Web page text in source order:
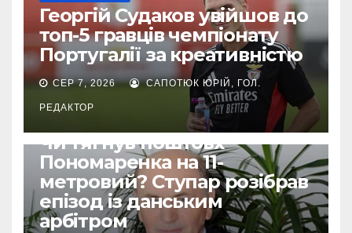
Георгій Судаков увійшов до
топ-5 гравців чемпіонату
Португалії за креативністю
СЕР 7, 2026 САПОТЮК ЮРІЙ, ГОЛ.
РЕДАКТОР
Чи тягнув поштовх
Пономаренка на 11-
метровий? Ступар розібрав
епізод із данським
арбітром